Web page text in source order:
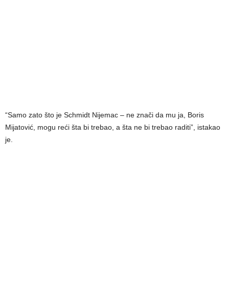
“Samo zato što je Schmidt Nijemac – ne znači da mu ja, Boris
Mijatović, mogu reći šta bi trebao, a šta ne bi trebao raditi”, istakao
je.